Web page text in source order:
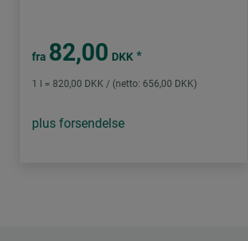
fra 82,00 DKK *
1 l = 820,00 DKK / (netto: 656,00 DKK)
plus forsendelse